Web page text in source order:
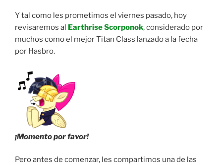
Y tal como les prometimos el viernes pasado, hoy
revisaremos al Earthrise Scorponok, considerado por
muchos como el mejor Titan Class lanzado a la fecha
por Hasbro.
¡Momento por favor!
Pero antes de comenzar, les compartimos una de las